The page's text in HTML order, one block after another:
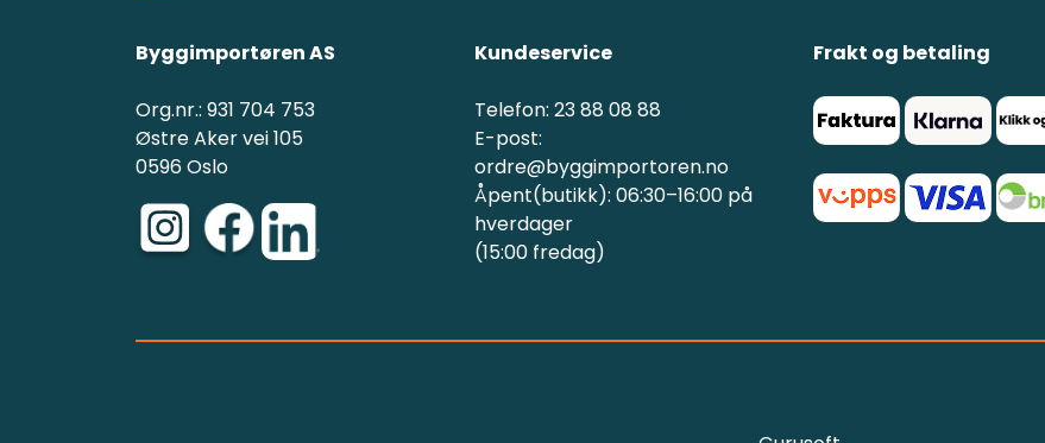
Frakt og betaling
Kundeservice
Telefon: 23 88 08 88
E-post:
ordre@byggimportoren.no
Åpent(butikk): 06:30–16:00 på
hverdager
(15:00 fredag)
Byggimportøren AS
Org.nr.: 931 704 753
Østre Aker vei 105
0596 Oslo